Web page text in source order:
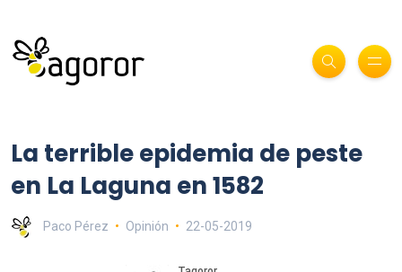
La terrible epidemia de peste
en La Laguna en 1582
Paco Pérez Opinión 22-05-2019